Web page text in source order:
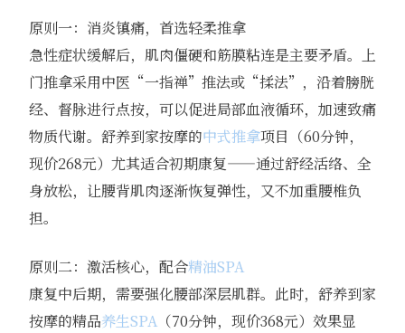
原则一：消炎镇痛，首选轻柔推拿
急性症状缓解后，肌肉僵硬和筋膜粘连是主要矛盾。上
门推拿采用中医“一指禅”推法或“揉法”，沿着膀胱
经、督脉进行点按，可以促进局部血液循环，加速致痛
物质代谢。舒养到家按摩的中式推拿项目（60分钟，
现价268元）尤其适合初期康复——通过舒经活络、全
身放松，让腰背肌肉逐渐恢复弹性，又不加重腰椎负
担。
原则二：激活核心，配合精油SPA
康复中后期，需要强化腰部深层肌群。此时，舒养到家
按摩的精品养生SPA（70分钟，现价368元）效果显